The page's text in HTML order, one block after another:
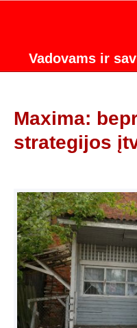
Vadovams ir
Maxima:
strategijos